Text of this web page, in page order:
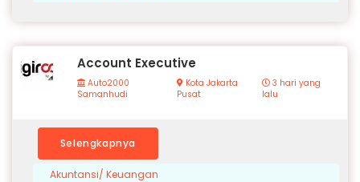
Account Executive
Auto2000
Samanhudi
Kota Jakarta
Pusat
3 hari yang
lalu
Selengkapnya
Akuntansi/ Keuangan